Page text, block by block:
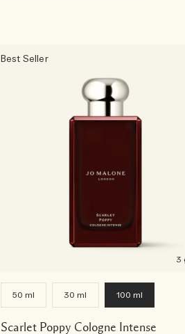
Best Seller
3
50 ml 30 ml 100 ml
Scarlet Poppy Cologne Intense